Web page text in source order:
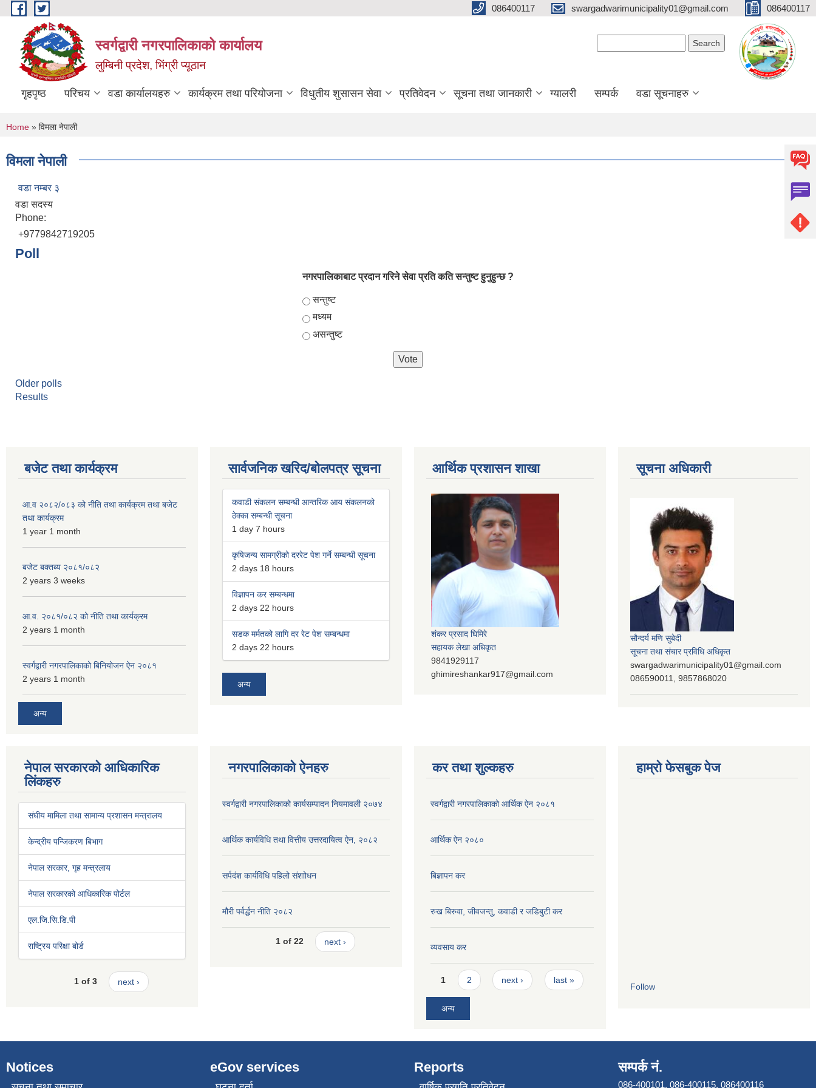
Skip to main content 086400117 swargadwarimunicipality01@gmail.com 086400117
स्वर्गद्वारी नगरपालिकाको कार्यालय
लुम्बिनी प्रदेश, भिंग्री प्यूठान
गृहपृष्ठ परिचय वडा कार्यालयहरु कार्यक्रम तथा परियोजना विधुतीय शुसासन सेवा प्रतिवेदन सूचना तथा जानकारी ग्यालरी सम्पर्क वडा सूचनाहरु
You are here
Home » विमला नेपाली
विमला नेपाली
वडा नम्बर ३
वडा सदस्य
Phone:
+9779842719205
Poll
नगरपालिकाबाट प्रदान गरिने सेवा प्रति कति सन्तुष्ट हुनुहुन्छ ?
Choices
सन्तुष्ट
मध्यम
असन्तुष्ट
Older polls
Results
बजेट तथा कार्यक्रम
आ.व २०८२/०८३ को नीति तथा कार्यक्रम तथा बजेट
तथा कार्यक्रम
1 year 1 month
बजेट बक्तब्य २०८१/०८२
2 years 3 weeks
आ.व. २०८१/०८२ को नीति तथा कार्यक्रम
2 years 1 month
स्वर्गद्वारी नगरपालिकाको बिनियोजन ऐन २०८१
2 years 1 month
अन्य
सार्वजनिक खरिद/बोलपत्र सूचना
कवाडी संकलन सम्बन्धी आन्तरिक आय संकलनको
ठेक्का सम्बन्धी सूचना
1 day 7 hours
कृषिजन्य सामग्रीको दररेट पेश गर्ने सम्बन्धी सूचना
2 days 18 hours
विज्ञापन कर सम्बन्धमा
2 days 22 hours
सडक मर्मतको लागि दर रेट पेश सम्बन्धमा
2 days 22 hours
अन्य
आर्थिक प्रशासन शाखा
शंकर प्रसाद घिमिरे
सहायक लेखा अधिकृत
9841929117
ghimireshankar917@gmail.com
सूचना अधिकारी
सौन्दर्य मणि सुबेदी
सूचना तथा संचार प्रविधि अधिकृत
swargadwarimunicipality01@gmail.com
086590011, 9857868020
नेपाल सरकारको आधिकारिक
लिंकहरु
संघीय मामिला तथा सामान्य प्रशासन मन्त्रालय
केन्द्रीय पन्जिकरण बिभाग
नेपाल सरकार, गृह मन्त्रलाय
नेपाल सरकारको आधिकारिक पोर्टल
एल.जि.सि.डि.पी
राष्ट्रिय परिक्षा बोर्ड
1 of 3 next ›
नगरपालिकाको ऐनहरु
स्वर्गद्वारी नगरपालिकाको कार्यसम्पादन नियमावली २०७४
आर्थिक कार्यविधि तथा वित्तीय उत्तरदायित्व ऐन, २०८२
सर्पदंश कार्यविधि पहिलो संशाोधन
मौरी पर्वर्द्धन नीति २०८२
1 of 22 next ›
कर तथा शुल्कहरु
स्वर्गद्वारी नगरपालिकाको आर्थिक ऐन २०८१
आर्थिक ऐन २०८०
बिज्ञापन कर
रुख बिरुवा, जीवजन्तु, कवाडी र जडिबुटी कर
व्यवसाय कर
Pages
1 2 next › last »
अन्य
हाम्रो फेसबुक पेज
Follow
Notices eGov services Reports सम्पर्क नं.
086-400101, 086-400115, 086400116